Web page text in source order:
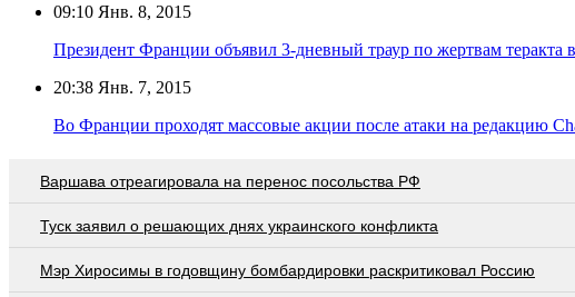
09:10 Янв. 8, 2015
Президент Франции объявил 3-дневный траур по жертвам теракта
20:38 Янв. 7, 2015
Во Франции проходят массовые акции после атаки на редакцию
Варшава отреагировала на перенос посольства РФ
Туск заявил о решающих днях украинского конфликта
Мэр Хиросимы в годовщину бомбардировки раскритиковал Россию